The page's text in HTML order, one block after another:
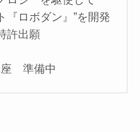
『ロボダン』”を開発
許出願
座 準備中